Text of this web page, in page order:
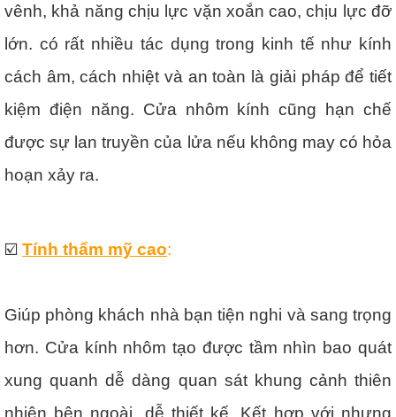
vênh, khả năng chịu lực vặn xoắn cao, chịu lực đỡ
lớn. có rất nhiều tác dụng trong kinh tế như kính
cách âm, cách nhiệt và an toàn là giải pháp để tiết
kiệm điện năng. Cửa nhôm kính cũng hạn chế
được sự lan truyền của lửa nếu không may có hỏa
hoạn xảy ra.
☑️ Tính thẩm mỹ cao:
Giúp phòng khách nhà bạn tiện nghi và sang trọng
hơn. Cửa kính nhôm tạo được tầm nhìn bao quát
xung quanh dễ dàng quan sát khung cảnh thiên
nhiên bên ngoài, dễ thiết kế. Kết hợp với nhưng